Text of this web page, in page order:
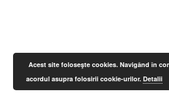
Acest site foloseşte cookies. Navigând în
acordul asupra folosirii cookie-urilor. Detalii